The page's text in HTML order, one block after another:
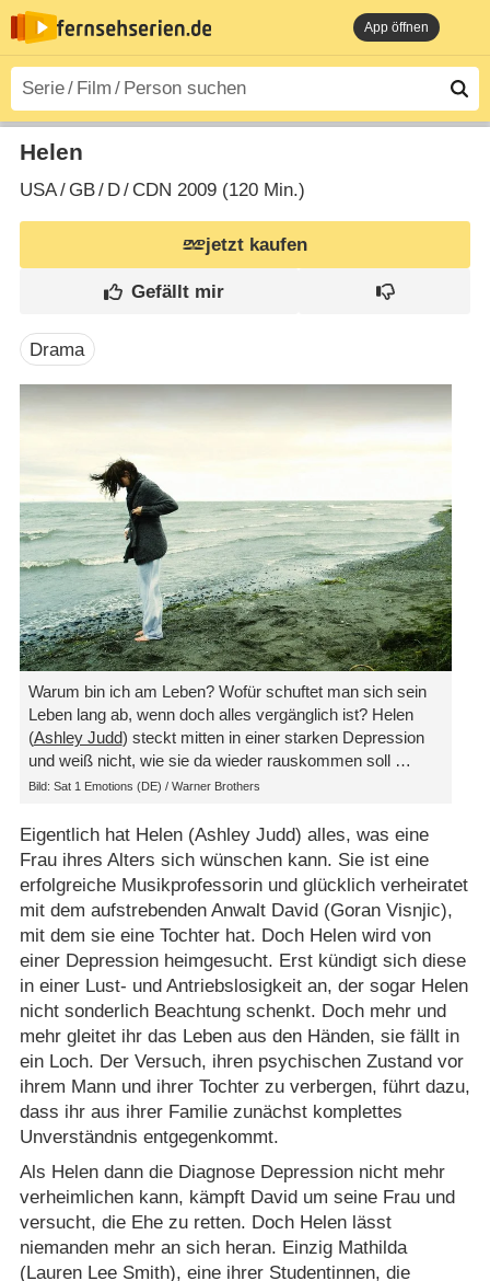
App öffnen
Helen
USA/ GB/ D/ CDN 2009 (120 Min.)
jetzt kaufen
Drama
Warum bin ich am Leben? Wofür schuftet man sich sein
Leben lang ab, wenn doch alles vergänglich ist? Helen
(Ashley Judd) steckt mitten in einer starken Depression
und weiß nicht, wie sie da wieder rauskommen soll …
Bild: Sat 1 Emotions (DE) /​ Warner Brothers
Eigentlich hat Helen (Ashley Judd) alles, was eine
Frau ihres Alters sich wünschen kann. Sie ist eine
erfolgreiche Musikprofessorin und glücklich verheiratet
mit dem aufstrebenden Anwalt David (Goran Visnjic),
mit dem sie eine Tochter hat. Doch Helen wird von
einer Depression heimgesucht. Erst kündigt sich diese
in einer Lust- und Antriebslosigkeit an, der sogar Helen
nicht sonderlich Beachtung schenkt. Doch mehr und
mehr gleitet ihr das Leben aus den Händen, sie fällt in
ein Loch. Der Versuch, ihren psychischen Zustand vor
ihrem Mann und ihrer Tochter zu verbergen, führt dazu,
dass ihr aus ihrer Familie zunächst komplettes
Unverständnis entgegenkommt.
Als Helen dann die Diagnose Depression nicht mehr
verheimlichen kann, kämpft David um seine Frau und
versucht, die Ehe zu retten. Doch Helen lässt
niemanden mehr an sich heran. Einzig Mathilda
(Lauren Lee Smith), eine ihrer Studentinnen, die